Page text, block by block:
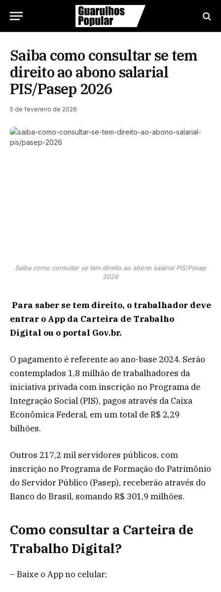
Saiba como consultar se tem
direito ao abono salarial
PIS/Pasep 2026
5 de fevereiro de 2026
Saiba como consultar se tem direito ao abono salarial PIS/Pasep
2026
Para saber se tem direito, o trabalhador deve
entrar o App da Carteira de Trabalho
Digital ou o portal Gov.br.
O pagamento é referente ao ano-base 2024. Serão
contemplados 1,8 milhão de trabalhadores da
iniciativa privada com inscrição no Programa de
Integração Social (PIS), pagos através da Caixa
Econômica Federal, em um total de R$ 2,29
bilhões.
Outros 217,2 mil servidores públicos, com
inscrição no Programa de Formação do Patrimônio
do Servidor Público (Pasep), receberão através do
Banco do Brasil, somando R$ 301,9 milhões.
Como consultar a Carteira de
Trabalho Digital?
– Baixe o App no celular;